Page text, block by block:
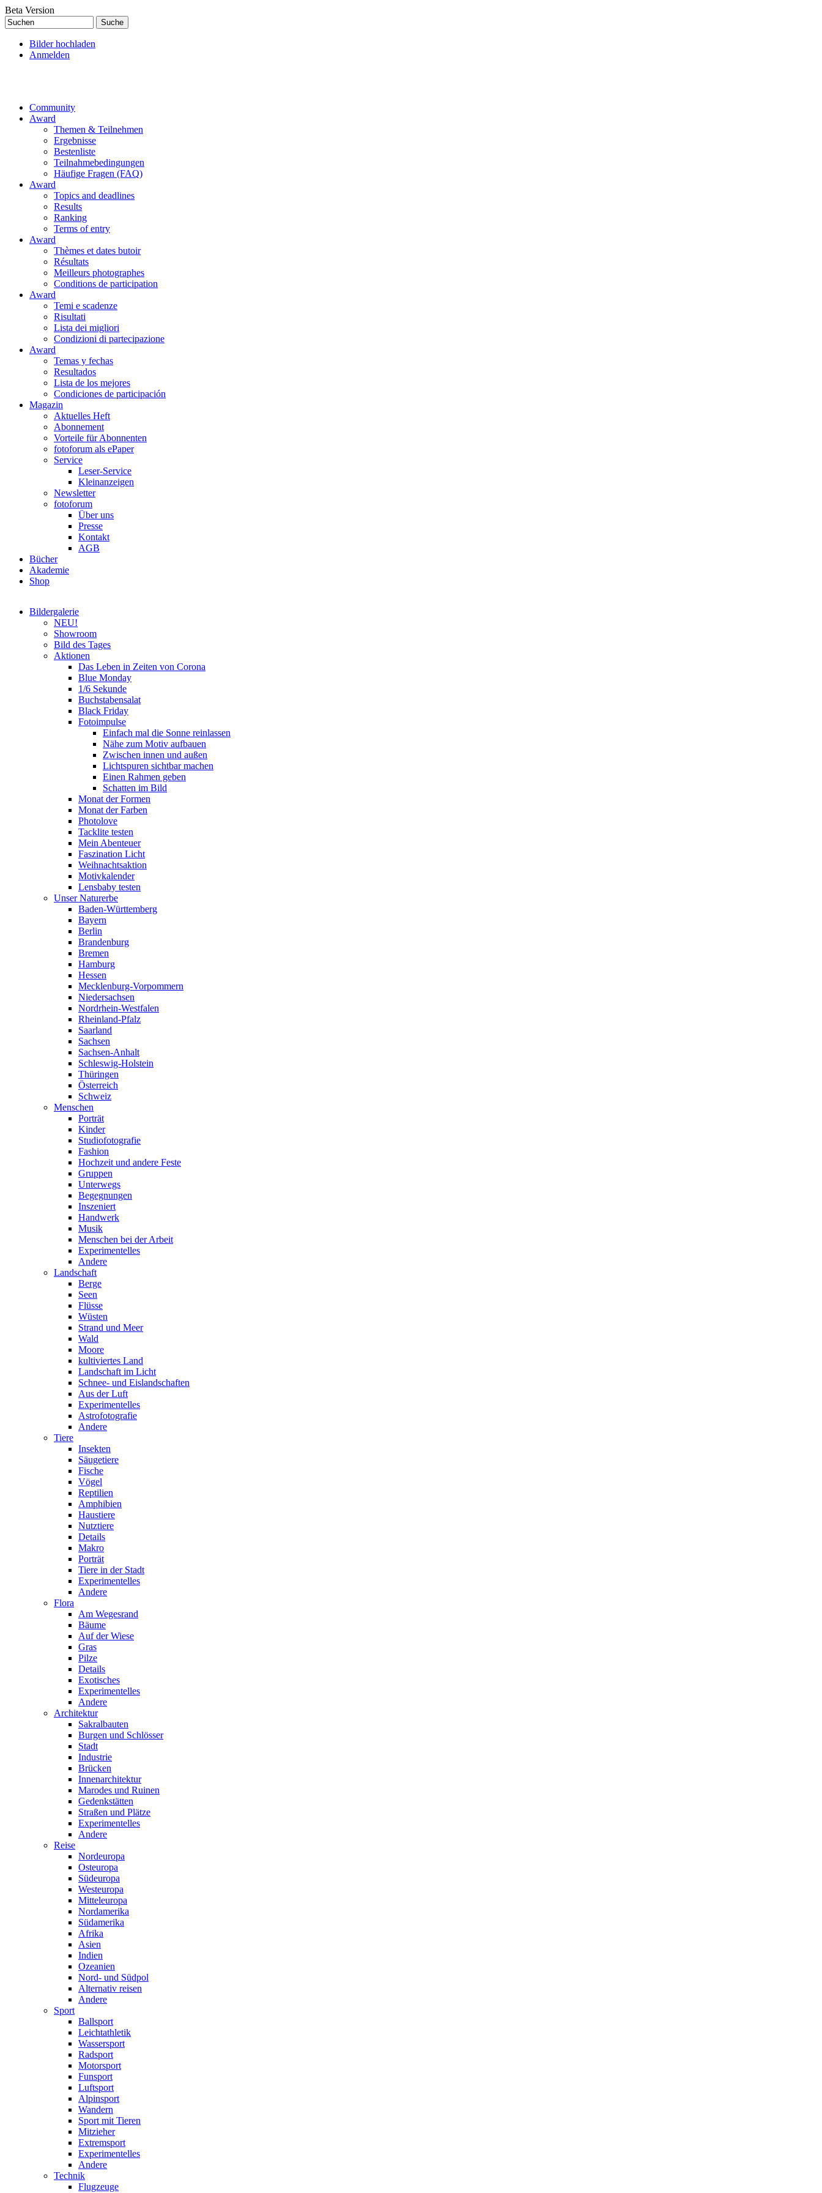
Direkt zum Inhalt
Beta Version
Suchen
Bilder hochladen
Anmelden
Community
Award
Themen & Teilnehmen
Ergebnisse
Bestenliste
Teilnahmebedingungen
Häufige Fragen (FAQ)
Award
Topics and deadlines
Results
Ranking
Terms of entry
Award
Thèmes et dates butoir
Résultats
Meilleurs photographes
Conditions de participation
Award
Temi e scadenze
Risultati
Lista dei migliori
Condizioni di partecipazione
Award
Temas y fechas
Resultados
Lista de los mejores
Condiciones de participación
Magazin
Aktuelles Heft
Abonnement
Vorteile für Abonnenten
fotoforum als ePaper
Service
Leser-Service
Kleinanzeigen
Newsletter
fotoforum
Über uns
Presse
Kontakt
AGB
Bücher
Akademie
Shop
Bildergalerie
NEU!
Showroom
Bild des Tages
Aktionen
Das Leben in Zeiten von Corona
Blue Monday
1/6 Sekunde
Buchstabensalat
Black Friday
Fotoimpulse
Einfach mal die Sonne reinlassen
Nähe zum Motiv aufbauen
Zwischen innen und außen
Lichtspuren sichtbar machen
Einen Rahmen geben
Schatten im Bild
Monat der Formen
Monat der Farben
Photolove
Tacklite testen
Mein Abenteuer
Faszination Licht
Weihnachtsaktion
Motivkalender
Lensbaby testen
Unser Naturerbe
Baden-Württemberg
Bayern
Berlin
Brandenburg
Bremen
Hamburg
Hessen
Mecklenburg-Vorpommern
Niedersachsen
Nordrhein-Westfalen
Rheinland-Pfalz
Saarland
Sachsen
Sachsen-Anhalt
Schleswig-Holstein
Thüringen
Österreich
Schweiz
Menschen
Porträt
Kinder
Studiofotografie
Fashion
Hochzeit und andere Feste
Gruppen
Unterwegs
Begegnungen
Inszeniert
Handwerk
Musik
Menschen bei der Arbeit
Experimentelles
Andere
Landschaft
Berge
Seen
Flüsse
Wüsten
Strand und Meer
Wald
Moore
kultiviertes Land
Landschaft im Licht
Schnee- und Eislandschaften
Aus der Luft
Experimentelles
Astrofotografie
Andere
Tiere
Insekten
Säugetiere
Fische
Vögel
Reptilien
Amphibien
Haustiere
Nutztiere
Details
Makro
Porträt
Tiere in der Stadt
Experimentelles
Andere
Flora
Am Wegesrand
Bäume
Auf der Wiese
Gras
Pilze
Details
Exotisches
Experimentelles
Andere
Architektur
Sakralbauten
Burgen und Schlösser
Stadt
Industrie
Brücken
Innenarchitektur
Marodes und Ruinen
Gedenkstätten
Straßen und Plätze
Experimentelles
Andere
Reise
Nordeuropa
Osteuropa
Südeuropa
Westeuropa
Mitteleuropa
Nordamerika
Südamerika
Afrika
Asien
Indien
Ozeanien
Nord- und Südpol
Alternativ reisen
Andere
Sport
Ballsport
Leichtathletik
Wassersport
Radsport
Motorsport
Funsport
Luftsport
Alpinsport
Wandern
Sport mit Tieren
Mitzieher
Extremsport
Experimentelles
Andere
Technik
Flugzeuge